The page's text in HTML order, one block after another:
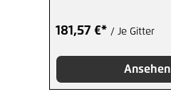
181,57 €* / Je Gitter
Ansehen